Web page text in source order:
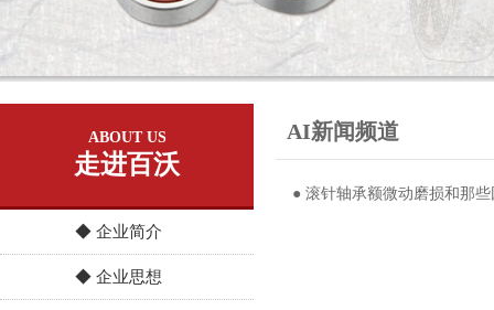
ABOUT US
走进百沃
◆ 企业简介
◆ 企业思想
AI新闻频道
● 滚针轴承额微动磨损和那